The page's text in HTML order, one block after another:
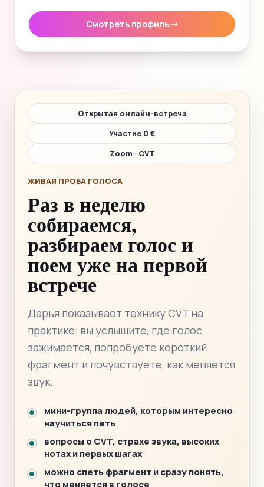
Смотреть профиль
Открытая онлайн-встреча
Участие 0 €
Zoom · CVT
ЖИВАЯ ПРОБА ГОЛОСА
Раз в неделю
собираемся,
разбираем голос и
поем уже на первой
встрече
Дарья показывает технику CVT на
практике: вы услышите, где голос
зажимается, попробуете короткий
фрагмент и почувствуете, как меняется
звук.
мини-группа людей, которым интересно
научиться петь
вопросы о CVT, страхе звука, высоких
нотах и первых шагах
можно спеть фрагмент и сразу понять,
что меняется в голосе